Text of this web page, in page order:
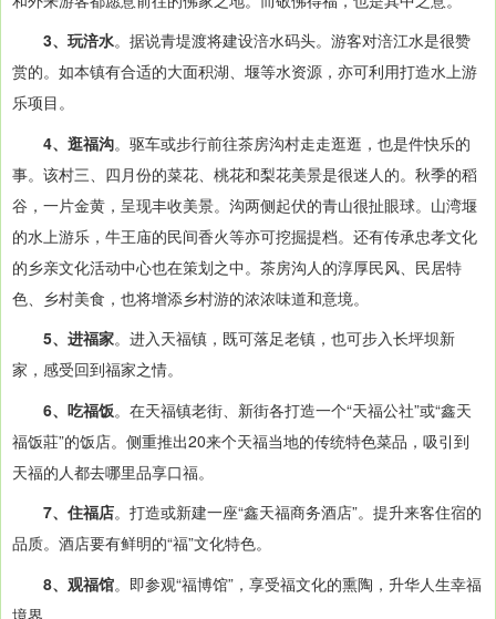
3、玩涪水。据说青堤渡将建设涪水码头。游客对涪江水是很赞
赏的。如本镇有合适的大面积湖、堰等水资源，亦可利用打造水上游
乐项目。
4、逛福沟。驱车或步行前往茶房沟村走走逛逛，也是件快乐的
事。该村三、四月份的菜花、桃花和梨花美景是很迷人的。秋季的稻
谷，一片金黄，呈现丰收美景。沟两侧起伏的青山很扯眼球。山湾堰
的水上游乐，牛王庙的民间香火等亦可挖掘提档。还有传承忠孝文化
的乡亲文化活动中心也在策划之中。茶房沟人的淳厚民风、民居特
色、乡村美食，也将增添乡村游的浓浓味道和意境。
5、进福家。进入天福镇，既可落足老镇，也可步入长坪坝新
家，感受回到福家之情。
6、吃福饭。在天福镇老街、新街各打造一个“天福公社”或“鑫天
福饭莊”的饭店。侧重推出20来个天福当地的传统特色菜品，吸引到
天福的人都去哪里品享口福。
7、住福店。打造或新建一座“鑫天福商务酒店”。提升来客住宿的
品质。酒店要有鲜明的“福”文化特色。
8、观福馆。即参观“福博馆”，享受福文化的熏陶，升华人生幸福
境界。